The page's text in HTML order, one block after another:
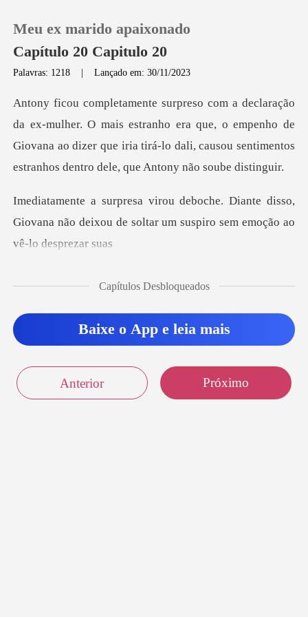
0
Sair
Meu ex marido apaixonado
Capítulo 20 Capitulo 20
Palavras: 1218 |Lançado em: 30/11/2023
estranho era que, o empenho de
Giovana ao dizer que iria tirá-lo dali, c
nte disso,
Giovana não deixou de soltar um
Capítulos Desbloqueados
Baixe o App e leia mais
Anterior Próximo